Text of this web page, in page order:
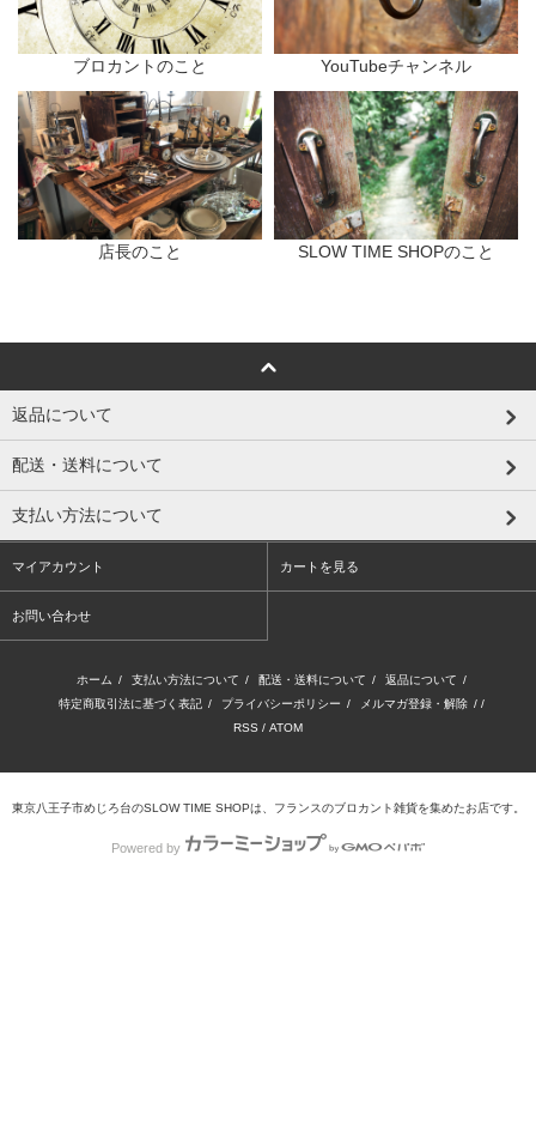
ブロカントのこと YouTubeチャンネル
店長のこと SLOW TIME SHOPのこと
返品について
配送・送料について
支払い方法について
マイアカウント カートを見る
お問い合わせ
ホーム / 支払い方法について / 配送・送料について / 返品について /
特定商取引法に基づく表記 / プライバシーポリシー / メルマガ登録・解除 / /
RSS / ATOM
東京八王子市めじろ台のSLOW TIME SHOPは、フランスのブロカント雑貨を集めたお店です。
Powered by